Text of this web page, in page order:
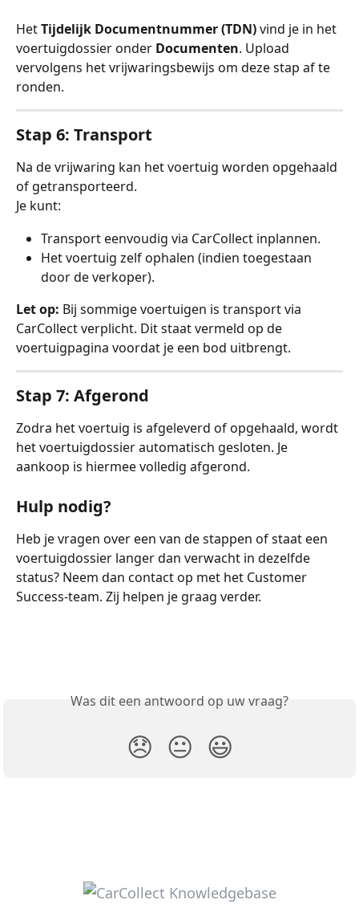
Het Tijdelijk Documentnummer (TDN) vind je in het
voertuigdossier onder Documenten. Upload
vervolgens het vrijwaringsbewijs om deze stap af te
ronden.
Stap 6: Transport
Na de vrijwaring kan het voertuig worden opgehaald
of getransporteerd.
Je kunt:
Transport eenvoudig via CarCollect inplannen.
Het voertuig zelf ophalen (indien toegestaan
door de verkoper).
Let op: Bij sommige voertuigen is transport via
CarCollect verplicht. Dit staat vermeld op de
voertuigpagina voordat je een bod uitbrengt.
Stap 7: Afgerond
Zodra het voertuig is afgeleverd of opgehaald, wordt
het voertuigdossier automatisch gesloten. Je
aankoop is hiermee volledig afgerond.
Hulp nodig?
Heb je vragen over een van de stappen of staat een
voertuigdossier langer dan verwacht in dezelfde
status? Neem dan contact op met het Customer
Success-team. Zij helpen je graag verder.
Was dit een antwoord op uw vraag?
😞 😐 😃